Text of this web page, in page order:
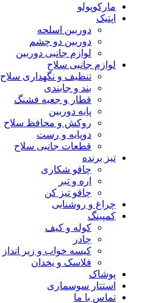
مارکوپولو
اپتیک
دوربین اسلحه
دوربین دو چشم
لوازم جانبی دوربین
لوازم جانبی سلاح
تنظیف و نگهداری سلاح
بند و جابندی
قطار و جعبه فشنگ
پایه دوربین
روکش و محافظ سلاح
دوپایه و رست
قطعات جانبی سلاح
تیز برنده
چاقو شکاری
اره و تبر
چاقو تیز کن
چراغ و روشنایی
کمپینگ
کوله و کیف
چادر
کیسه خواب و زیر انداز
فلاسک و یخدان
پوشاک
استتار سوسماری
تماس با ما